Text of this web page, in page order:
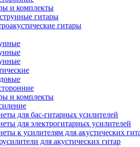
и комплекты
гитары
гитары
и комплекты
для бас-гитарных усилителей
для электрогитарных усилителей
к усилителям для акустических
для акустических гитар